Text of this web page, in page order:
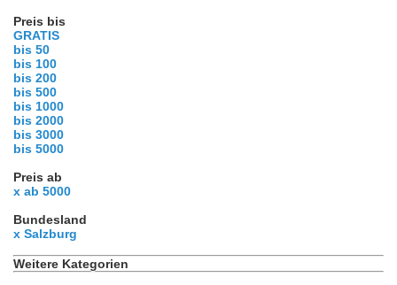
Preis bis
GRATIS
bis 50
bis 100
bis 200
bis 500
bis 1000
bis 2000
bis 3000
bis 5000
Preis ab
x ab 5000
Bundesland
x Salzburg
Weitere Kategorien